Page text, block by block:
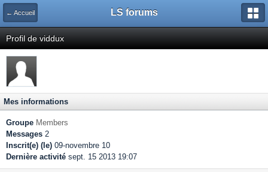
← Accueil LS forums
Profil de viddux
Mes informations
Groupe Members
Messages 2
Inscrit(e) (le) 09-novembre 10
Dernière activité sept. 15 2013 19:07